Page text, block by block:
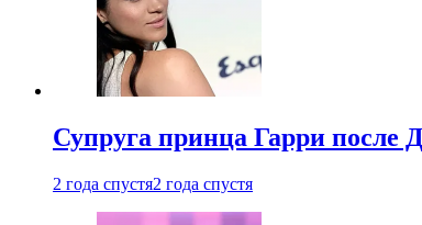
Супруга принца Гарри после
2 года спустя2 года спустя